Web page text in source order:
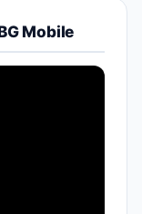
Mobile